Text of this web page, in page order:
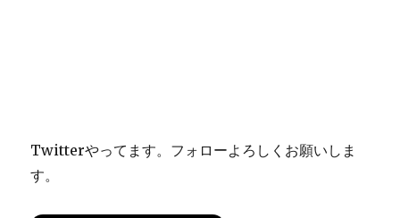
Twitterやってます。フォローよろしくお願いしま
す。